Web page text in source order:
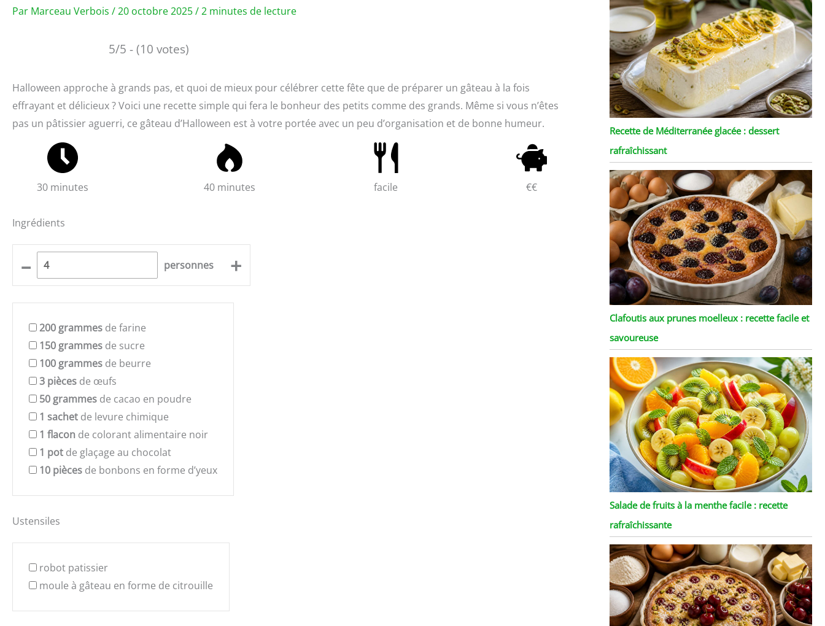
Par Marceau Verbois /20 octobre 2025/2 minutes de lecture
5/5 - (10 votes)
Halloween approche à grands pas, et quoi de mieux pour célébrer cette fête que de préparer un gâteau à la fois
effrayant et délicieux ? Voici une recette simple qui fera le bonheur des petits comme des grands. Même si vous n’êtes
pas un pâtissier aguerri, ce gâteau d’Halloween est à votre portée avec un peu d’organisation et de bonne humeur.
30 minutes 40 minutes facile €€
Ingrédients
– personnes +
200 grammes de farine
150 grammes de sucre
100 grammes de beurre
3 pièces de œufs
50 grammes de cacao en poudre
1 sachet de levure chimique
1 flacon de colorant alimentaire noir
1 pot de glaçage au chocolat
10 pièces de bonbons en forme d’yeux
Ustensiles
robot patissier
moule à gâteau en forme de citrouille
Recette de Méditerranée glacée : dessert
rafraîchissant
Clafoutis aux prunes moelleux : recette facile et
savoureuse
Salade de fruits à la menthe facile : recette
rafraîchissante